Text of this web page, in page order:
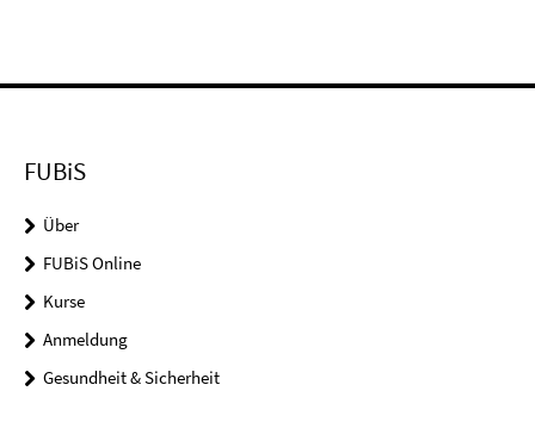
FUBiS
Über
FUBiS Online
Kurse
Anmeldung
Gesundheit & Sicherheit